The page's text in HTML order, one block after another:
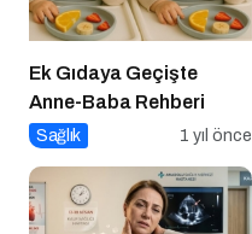
Ek Gıdaya Geçişte
Anne-Baba Rehberi
Sağlık 1 yıl önce